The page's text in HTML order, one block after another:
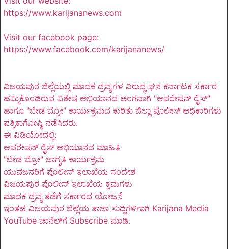
https://www.karijananews.com
Visit our facebook page:
https://www.facebook.com/karijananews/
ವಿಜಯಪುರ ಜಿಲ್ಲೆಯಲ್ಲಿ ಮಾದಕ ದ್ರವ್ಯಗಳ ವಿರುದ್ಧ ಘನ ಕರ್ನಾಟಕ ಸರ್ಕಾರ
ಹಮ್ಮಿಕೊಂಡಿರುವ ವಿಶೇಷ ಅಭಿಯಾನದ ಅಂಗವಾಗಿ "ಆಪರೇಷನ್ ರೈಸ್"
ಹಾಗೂ "ಬೇಡ ಬ್ರೋ" ಕಾರ್ಯಕ್ರಮದ ಕುರಿತು ಜಿಲ್ಲಾ ಪೊಲೀಸ್ ಅಧಿಕಾರಿಗಳು
ಪತ್ರಿಕಾಗೋಷ್ಠಿ ನಡೆಸಿದರು.
ಈ ವಿಡಿಯೋದಲ್ಲಿ:
ಆಪರೇಷನ್ ರೈಸ್ ಅಭಿಯಾನದ ಮಾಹಿತಿ
"ಬೇಡ ಬ್ರೋ" ಜಾಗೃತಿ ಕಾರ್ಯಕ್ರಮ
ಯುವಜನರಿಗೆ ಪೊಲೀಸ್ ಇಲಾಖೆಯ ಸಂದೇಶ
ವಿಜಯಪುರ ಪೊಲೀಸ್ ಇಲಾಖೆಯ ಕ್ರಮಗಳು
ಮಾದಕ ದ್ರವ್ಯ ತಡೆಗೆ ಸರ್ಕಾರದ ಯೋಜನೆ
ಇಂತಹ ವಿಜಯಪುರ ಜಿಲ್ಲೆಯ ತಾಜಾ ಸುದ್ದಿಗಳಿಗಾಗಿ Karijana Media
YouTube ಚಾನೆಲ್‌ಗೆ Subscribe ಮಾಡಿ.